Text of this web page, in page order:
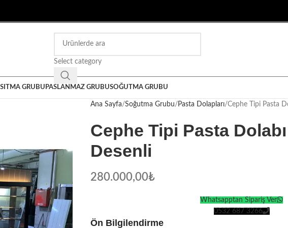
Select category
ISITMA GRUBU PASLANMAZ GRUBUSOĞUTMA GRUBU
Ana Sayfa Soğutma Grubu Pasta Dolapları Cephe Tipi Pasta
Cephe Tipi Pasta
Desenli
280.000,00₺
Whatsapptan Sipariş Ver
0532 687 3266
Ön Bilgilendirme